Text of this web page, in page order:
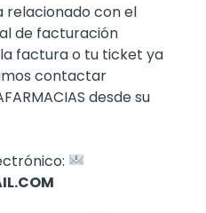
relacionado con el
de facturación
la factura o tu ticket ya
contactar
desde su